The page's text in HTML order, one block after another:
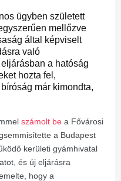
ügyben született
mellőzve
által képviselt
való
a hatóság
hozta fel,
már kimondta,
számolt be a Fővárosi
a Budapest
kerületi gyámhivatal
és új eljárásra
hogy a